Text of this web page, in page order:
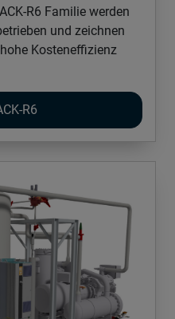
R6 Familie werden
und zeichnen
Kosteneffizienz
R6